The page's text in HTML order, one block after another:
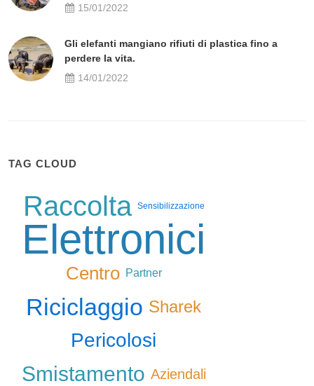
15/01/2022
Gli elefanti mangiano rifiuti di plastica fino a
perdere la vita.
14/01/2022
TAG CLOUD
Raccolta Sensibilizzazione
Elettronici
Centro Partner
Riciclaggio Sharek
Pericolosi
Smistamento Aziendali